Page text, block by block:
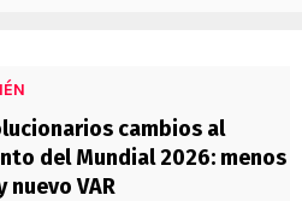
cambios al
del Mundial 2026: menos
nuevo VAR